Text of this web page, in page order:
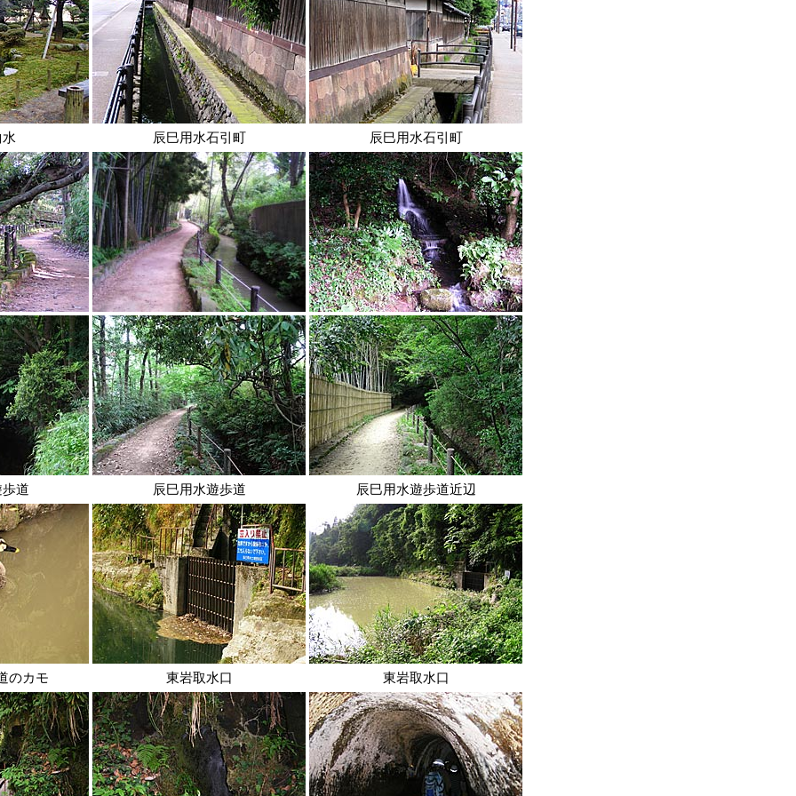
辰巳用水石引町 辰巳用水石引町
道 辰巳用水遊歩道 辰巳用水遊歩道近辺
のカモ 東岩取水口 東岩取水口